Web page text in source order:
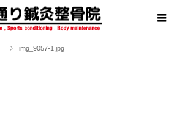
img_9057-1.jpg